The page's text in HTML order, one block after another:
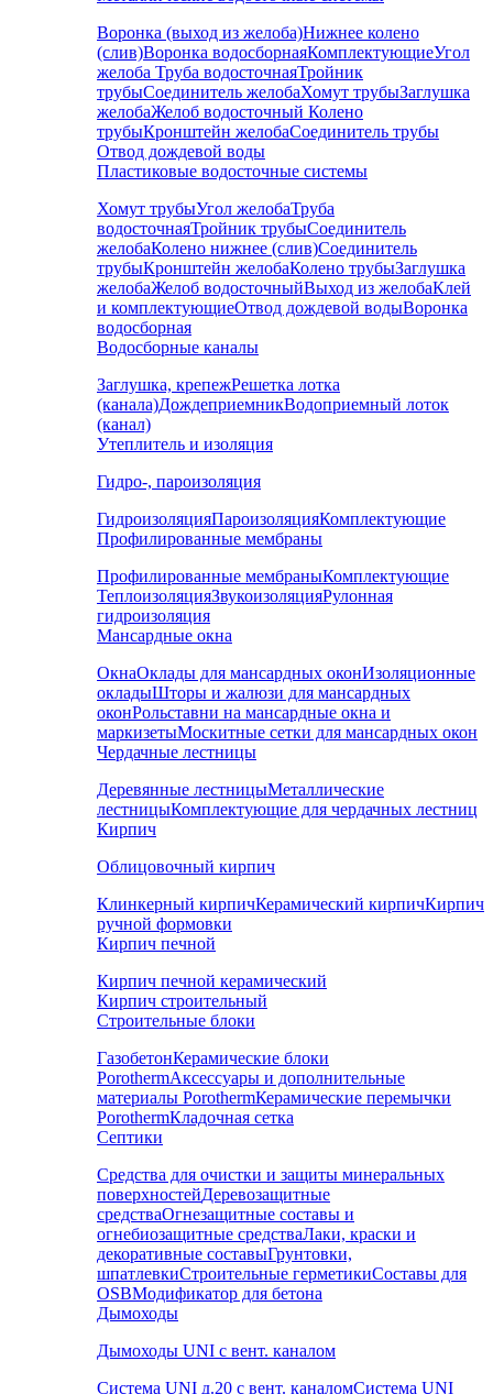
Воронка (выход из желоба)Нижнее колено
(слив)Воронка водосборнаяКомплектующиеУгол
желоба Труба водосточнаяТройник
трубыСоединитель желобаХомут трубыЗаглушка
желобаЖелоб водосточный Колено
трубыКронштейн желобаСоединитель трубы
Отвод дождевой воды
Пластиковые водосточные системы
Хомут трубыУгол желобаТруба
водосточнаяТройник трубыСоединитель
желобаКолено нижнее (слив)Соединитель
трубыКронштейн желобаКолено трубыЗаглушка
желобаЖелоб водосточныйВыход из желобаКлей
и комплектующиеОтвод дождевой водыВоронка
водосборная
Водосборные каналы
Заглушка, крепежРешетка лотка
(канала)ДождеприемникВодоприемный лоток
(канал)
Утеплитель и изоляция
Гидро-, пароизоляция
ГидроизоляцияПароизоляцияКомплектующие
Профилированные мембраны
Профилированные мембраныКомплектующие
ТеплоизоляцияЗвукоизоляцияРулонная
гидроизоляция
Мансардные окна
ОкнаОклады для мансардных оконИзоляционные
окладыШторы и жалюзи для мансардных
оконРольставни на мансардные окна и
маркизетыМоскитные сетки для мансардных окон
Чердачные лестницы
Деревянные лестницыМеталлические
лестницыКомплектующие для чердачных лестниц
Кирпич
Облицовочный кирпич
Клинкерный кирпичКерамический кирпичКирпич
ручной формовки
Кирпич печной
Кирпич печной керамический
Кирпич строительный
Строительные блоки
ГазобетонКерамические блоки
PorothermАксессуары и дополнительные
материалы PorothermКерамические перемычки
PorothermКладочная сетка
Септики
Средства для очистки и защиты минеральных
поверхностейДеревозащитные
средстваОгнезащитные составы и
огнебиозащитные средстваЛаки, краски и
декоративные составыГрунтовки,
шпатлевкиСтроительные герметикиСоставы для
OSBМодификатор для бетона
Дымоходы
Дымоходы UNI с вент. каналом
Система UNI д.20 с вент. каналомСистема UNI